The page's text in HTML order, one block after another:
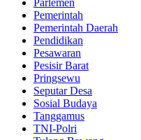
Parlemen
Pemerintah
Pemerintah Daerah
Pendidikan
Pesawaran
Pesisir Barat
Pringsewu
Seputar Desa
Sosial Budaya
Tanggamus
TNI-Polri